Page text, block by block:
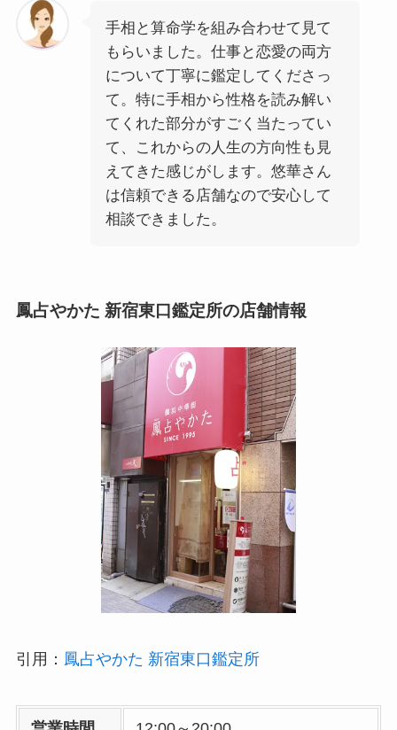
手相と算命学を組み合わせて見て
もらいました。仕事と恋愛の両方
について丁寧に鑑定してくださっ
て。特に手相から性格を読み解い
てくれた部分がすごく当たってい
て、これからの人生の方向性も見
えてきた感じがします。悠華さん
は信頼できる店舗なので安心して
相談できました。
鳳占やかた 新宿東口鑑定所の店舗情報
引用： 鳳占やかた 新宿東口鑑定所